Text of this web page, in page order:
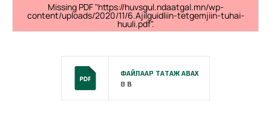
Missing PDF "https://huvsgul.ndaatgal.mn/wp-
content/uploads/2020/11/6.Ajilguidliin-tetgemjiin-tuhai-
huuli.pdf".
ФАЙЛААР ТАТАЖ АВАХ
0 B